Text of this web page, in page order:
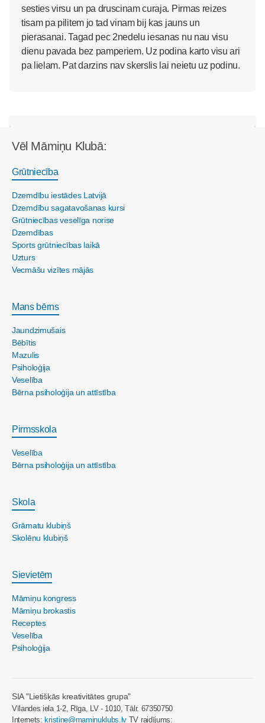
sesties virsu un pa druscinam curaja. Pirmas reizes
tisam pa pilitem jo tad vinam bij kas jauns un
pierasanai. Tagad pec 2nedelu iesanas nu nau visu
dienu pavada bez pamperiem. Uz podina karto visu ari
pa lielam. Pat darzins nav skerslis lai neietu uz podinu.
Vēl Māmiņu Klubā:
Grūtniecība
Dzemdību iestādes Latvijā
Dzemdību sagatavošanas kursi
Grūtniecības veselīga norise
Dzemdības
Sports grūtniecības laikā
Uzturs
Vecmāšu vizītes mājās
Mans bērns
Jaundzimušais
Bēbītis
Mazulis
Psiholoģija
Veselība
Bērna psiholoģija un attīstība
Pirmsskola
Veselība
Bērna psiholoģija un attīstība
Skola
Grāmatu klubiņš
Skolēnu klubiņš
Sievietēm
Māmiņu kongress
Māmiņu brokastis
Receptes
Veselība
Psiholoģija
SIA "Lietišķās kreativitātes grupa"
Vīlandes iela 1-2, Rīga, LV - 1010, Tālr. 67350750
Internets:kristine@maminuklubs.lv TV raidījums: